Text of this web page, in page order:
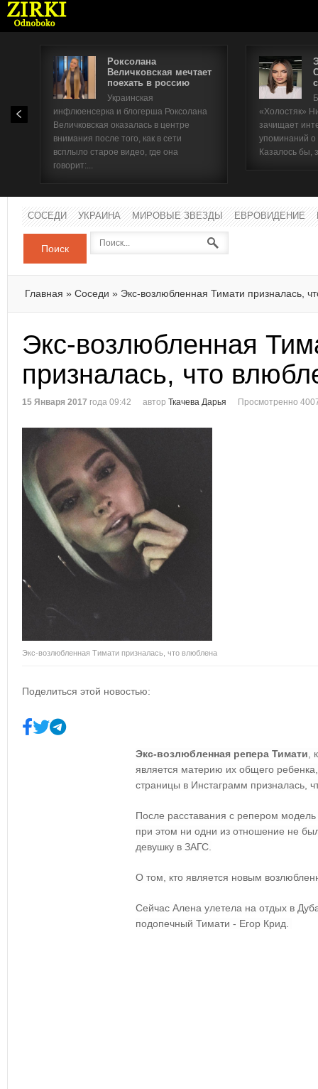
Роксолана
Величковская мечтает
поехать в россию
Украинская
инфлюенсерка и блогерша Роксолана
Величковская оказалась в центре
внимания после того, как в сети
всплыло старое видео, где она
говорит:...
«Холостяк»
зачищает
упоминаний
Казалось бы,
СОСЕДИ УКРАИНА МИРОВЫЕ ЗВЕЗДЫ ЕВРОВИДЕНИЕ
Поиск
Главная » Соседи » Экс-возлюбленная Тимати призналась,
Экс-возлюбленная
призналась, что
15 Января 2017 года 09:42 автор Ткачева Дарья Просмотренно
Экс-возлюбленная Тимати призналась, что влюблена
Поделиться этой новостью:
Экс-возлюбленная репера Тимати ,
является материю их общего
страницы в Инстаграмм призналась,
После расставания с репером
при этом ни одни из отношение не
девушку в ЗАГС.
О том, кто является новым
Сейчас Алена улетела на отдых в
подопечный Тимати - Егор Крид.
Имя